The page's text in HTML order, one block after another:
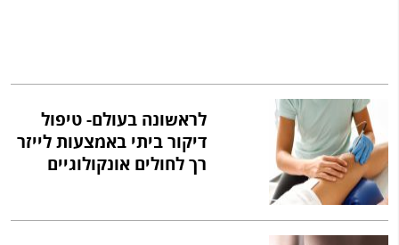
לראשונה בעולם- טיפול
דיקור ביתי באמצעות לייזר
רך לחולים אונקולוגיים